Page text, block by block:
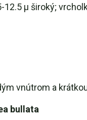
µ široký;
vnútrom a
bullata